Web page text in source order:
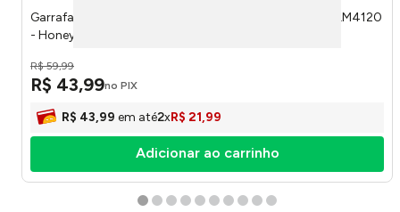
Garrafa 500ml Estampa Sortida Inox 7x7x27cm Ref. LM4120
- HoneyHome
R$ 59,99
R$ 43,99no PIX
R$ 43,99 em até2xR$ 21,99
Adicionar ao carrinho